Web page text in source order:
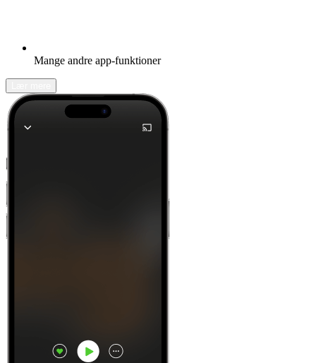
Mange andre app-funktioner